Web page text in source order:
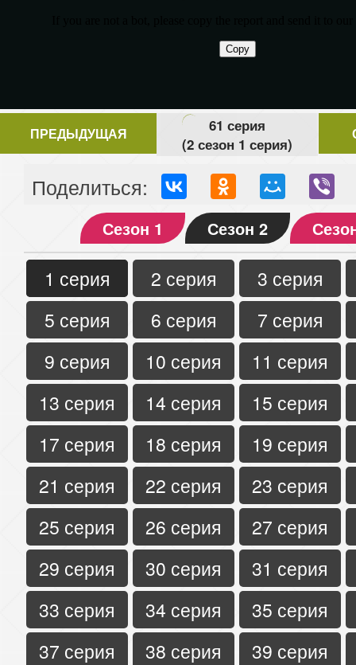
ПРЕДЫДУЩАЯ
61 серия
(2 сезон 1 серия)
Поделиться:
Сезон 1 Сезон 2
1 серия 2 серия
3 серия
5 серия
6 серия
7 серия
9 серия
10 серия
11 серия
13 серия
14 серия
15 серия
17 серия
18 серия
19 серия
21 серия
22 серия
23 серия
25 серия
26 серия
27 серия
29 серия
30 серия
31 серия
33 серия
34 серия
35 серия
37 серия
38 серия
39 серия